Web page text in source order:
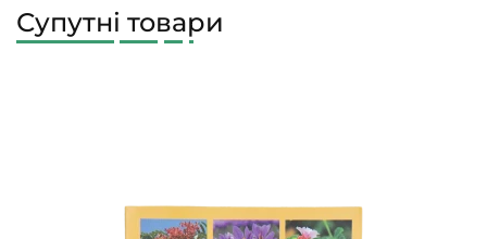
Супутні товари